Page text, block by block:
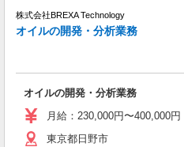
株式会社BREXA Technology
オイルの開発・分析業務
オイルの開発・分析業務
月給：230,000円〜400,000
東京都日野市